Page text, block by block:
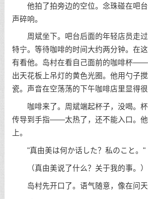
他拍了拍旁边的空位。念珠碰在吧台
声碎响。
周斌坐下。吧台后面的年轻店员走过
特宁。等待咖啡的时间大约两分钟。在
有看他。岛村在看自己面前的咖啡杯
出天花板上吊灯的黄色光圈。他用勺子
瓷。声音在空荡荡的下午咖啡店里显得很
咖啡来了。周斌端起杯子，没喝。杯
传导到手指——太热了，还不能入口。
上。
"真由美は何か话した？私のこと。"
（真由美说了什么？关于我的事。）
岛村先开口了。语气随意，像在问天